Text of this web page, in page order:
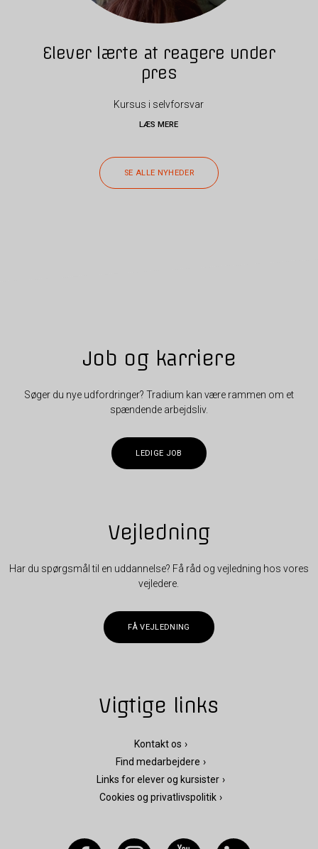
Elever lærte at reagere under
pres
Kursus i selvforsvar
LÆS MERE
SE ALLE NYHEDER
Job og karriere
Søger du nye udfordringer? Tradium kan være rammen om et
spændende arbejdsliv.
LEDIGE JOB
Vejledning
Har du spørgsmål til en uddannelse? Få råd og vejledning hos vores
vejledere.
FÅ VEJLEDNING
Vigtige links
Kontakt os
Find medarbejdere
Links for elever og kursister
Cookies og privatlivspolitik